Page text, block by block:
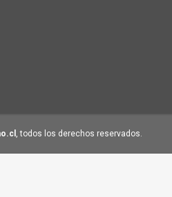
, todos los derechos reservados.